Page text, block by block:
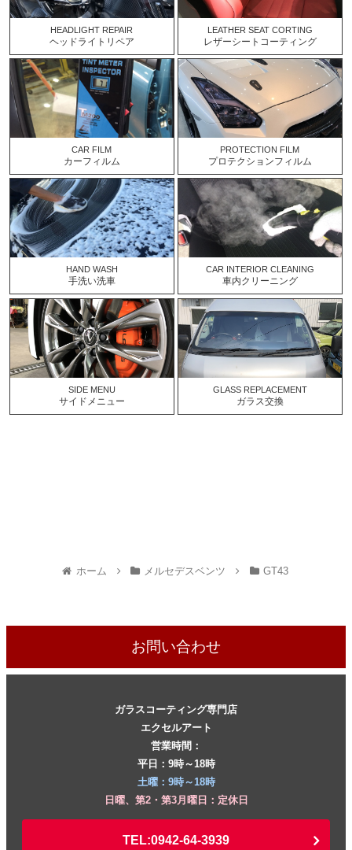
HEADLIGHT REPAIR
ヘッドライトリペア
LEATHER SEAT CORTING
レザーシートコーティング
CAR FILM
カーフィルム
PROTECTION FILM
プロテクションフィルム
HAND WASH
手洗い洗車
CAR INTERIOR CLEANING
車内クリーニング
SIDE MENU
サイドメニュー
GLASS REPLACEMENT
ガラス交換
ホーム メルセデスベンツ GT43
お問い合わせ
ガラスコーティング専門店
エクセルアート
営業時間：
平日：9時～18時
土曜：9時～18時
日曜、第2・第3月曜日：定休日
TEL:0942-64-3939